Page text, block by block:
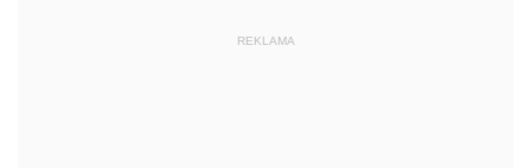
REKLAMA